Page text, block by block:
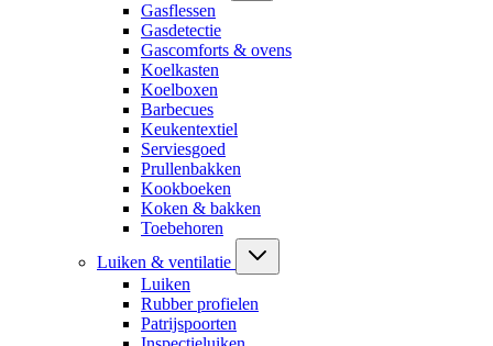
Gasflessen
Gasdetectie
Gascomforts & ovens
Koelkasten
Koelboxen
Barbecues
Keukentextiel
Serviesgoed
Prullenbakken
Kookboeken
Koken & bakken
Toebehoren
Luiken & ventilatie
Luiken
Rubber profielen
Patrijspoorten